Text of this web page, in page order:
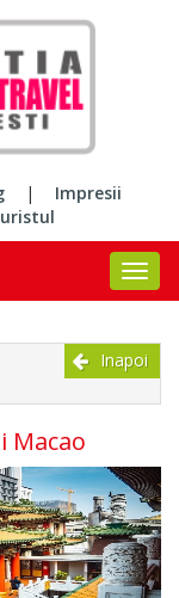
|
Impresii
Inapoi
Macao